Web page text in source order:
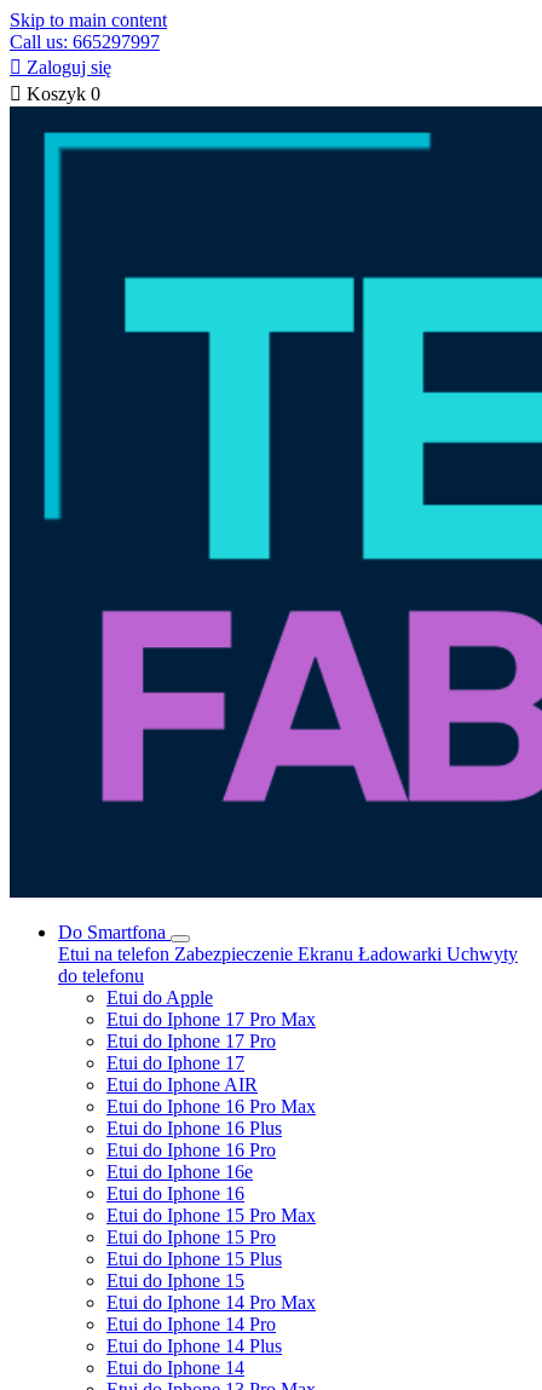
Skip to main content
Call us: 665297997
 Zaloguj się
 Koszyk 0
Do Smartfona
Etui na telefon Zabezpieczenie Ekranu Ładowarki Uchwyty
do telefonu
Etui do Apple
Etui do Iphone 17 Pro Max
Etui do Iphone 17 Pro
Etui do Iphone 17
Etui do Iphone AIR
Etui do Iphone 16 Pro Max
Etui do Iphone 16 Plus
Etui do Iphone 16 Pro
Etui do Iphone 16e
Etui do Iphone 16
Etui do Iphone 15 Pro Max
Etui do Iphone 15 Pro
Etui do Iphone 15 Plus
Etui do Iphone 15
Etui do Iphone 14 Pro Max
Etui do Iphone 14 Pro
Etui do Iphone 14 Plus
Etui do Iphone 14